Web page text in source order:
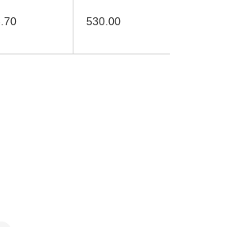
530.00